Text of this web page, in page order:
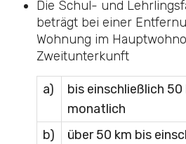
Die Schul- und
beträgt bei einer
Wohnung im
Zweitunterkunft
a)
bis einschließlich 50
monatlich
b)
über 50 km bis